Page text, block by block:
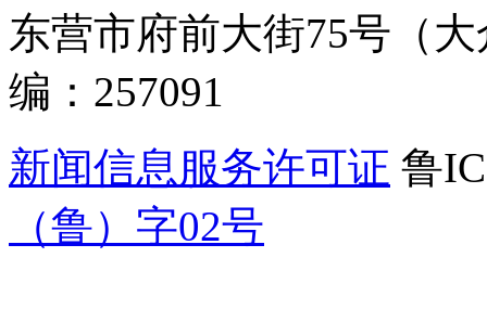
东营市府前大街75号（
编：257091
新闻信息服务许可证 鲁
（鲁）字02号